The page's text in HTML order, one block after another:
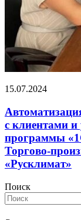
15.07.2024
с клиентами
программы
Торгово-
«Русклимат»
Поиск